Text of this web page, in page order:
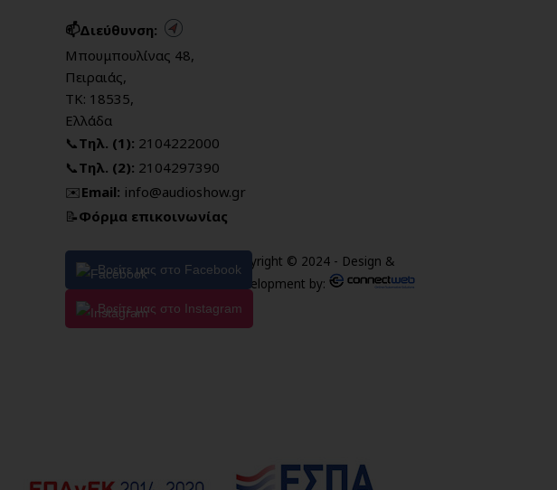
📫Διεύθυνση:
Μπουμπουλίνας 48,
Πειραιάς,
ΤΚ: 18535,
Ελλάδα
📞Τηλ. (1): 2104222000
📞Τηλ. (2): 2104297390
✉️Email: info@audioshow.gr
📝Φόρμα επικοινωνίας
Βρείτε μας στο Facebook
Βρείτε μας στο Instagram
Copyright © 2024 - Design &
Development by: